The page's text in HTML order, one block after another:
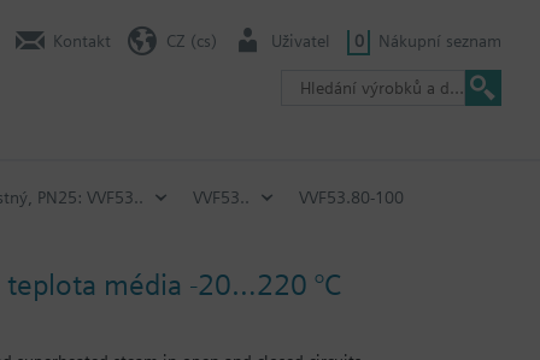
Kontakt CZ (cs) Uživatel 0 Nákupní seznam
PN25: VVF53.. VVF53.. VVF53.80-100
média -20…220 °C